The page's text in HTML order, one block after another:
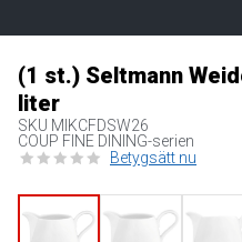
(1 st.) Seltmann
liter
SKU MIKCFDSW26
COUP FINE DINING-serien
Betygsätt nu